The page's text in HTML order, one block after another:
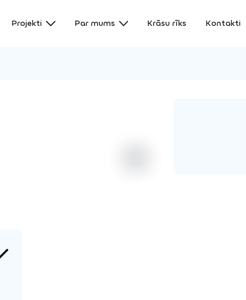
Projekti Par mums Krāsu rīks Kontakti